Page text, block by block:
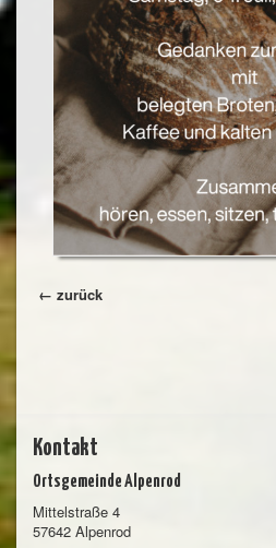
← zurück
Kontakt
Ortsgemeinde Alpenrod
Mittelstraße 4
57642 Alpenrod